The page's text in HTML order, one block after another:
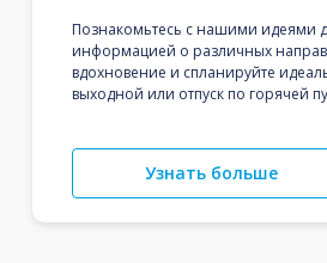
Познакомьтесь с нашими идеями
информацией о различных
вдохновение и спланируйте
выходной или отпуск по горячей
Узнать больше